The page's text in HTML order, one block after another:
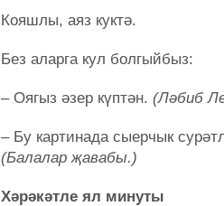
Кояшлы, аяз куктә.
Без аларга кул болгыйбыз:
– Оягыз әзер күптән. (Ләбиб
– Бу картинада сыерчык
(Балалар җавабы.)
Хәрәкәтле ял минуты